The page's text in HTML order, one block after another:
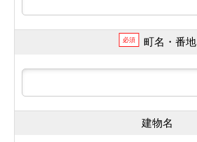
必須 町名・番地
建物名